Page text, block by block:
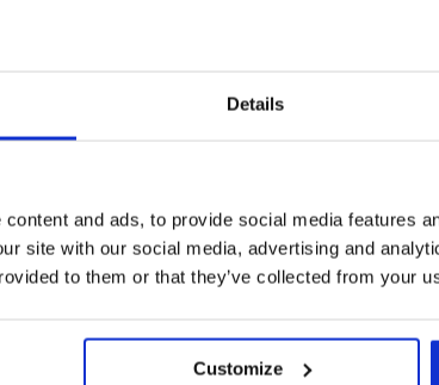
Details
and ads, to provide social media features
site with our social media, advertising and
to them or that they’ve collected from your
Customize
52,99 €
Ontdek vergelijkbare stukken